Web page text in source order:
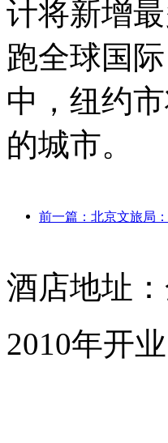
计将新增
跑全球国
中，纽约
的城市。
酒店地址
2010年开